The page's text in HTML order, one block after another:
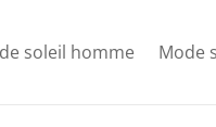
soleil homme Mode